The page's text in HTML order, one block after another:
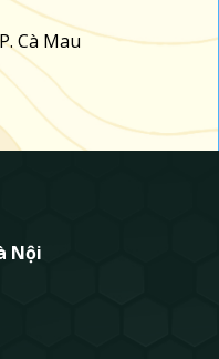
Cà Mau
Nội